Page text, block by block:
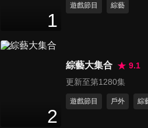
生？
第39集 芬
52 分鐘
1
遊戲節目 綜藝
2
綜藝大集合
9.1
更新至第1280集
遊戲節目 戶外 綜